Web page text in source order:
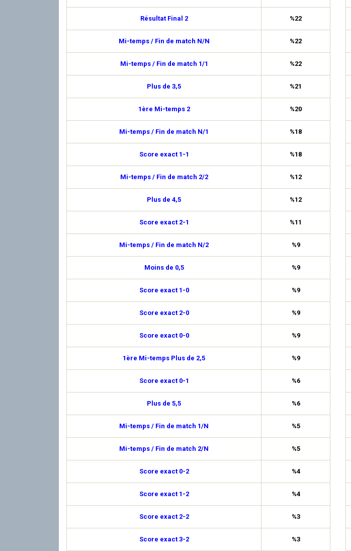
Résultat Final 2 %22
Mi-temps / Fin de match N/N %22
Mi-temps / Fin de match 1/1 %22
Plus de 3,5 %21
1ère Mi-temps 2 %20
Mi-temps / Fin de match N/1 %18
Score exact 1-1 %18
Mi-temps / Fin de match 2/2 %12
Plus de 4,5 %12
Score exact 2-1 %11
Mi-temps / Fin de match N/2 %9
Moins de 0,5 %9
Score exact 1-0 %9
Score exact 2-0 %9
Score exact 0-0 %9
1ère Mi-temps Plus de 2,5 %9
Score exact 0-1 %6
Plus de 5,5 %6
Mi-temps / Fin de match 1/N %5
Mi-temps / Fin de match 2/N %5
Score exact 0-2 %4
Score exact 1-2 %4
Score exact 2-2 %3
Score exact 3-2 %3